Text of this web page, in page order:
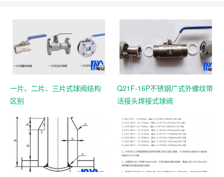
一片、二片、三片式球阀结构
区别
Q21F-16P不锈钢广式外螺纹带
活接头焊接式球阀